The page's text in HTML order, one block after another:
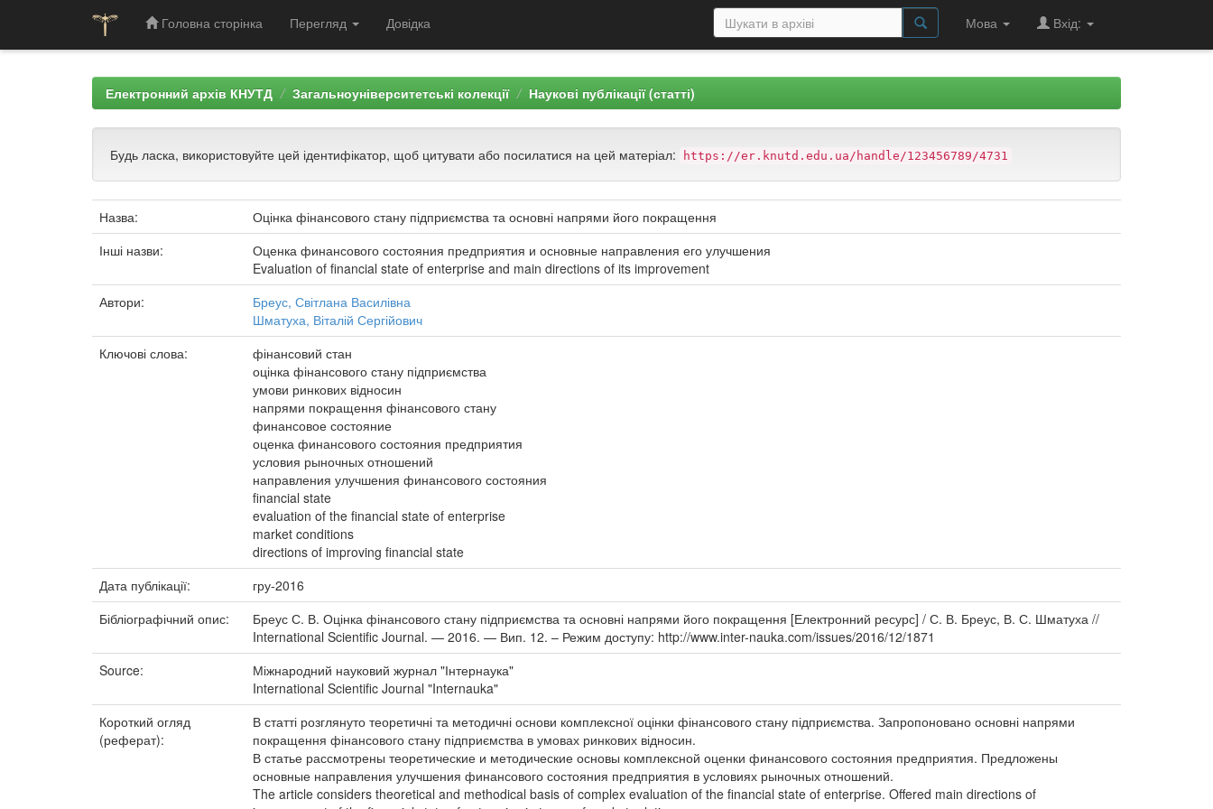
Головна сторінка Перегляд Довідка Мова Вхід:
Електронний архів КНУТД Загальноуніверситетські колекції Наукові публікації (статті)
Будь ласка, використовуйте цей ідентифікатор, щоб цитувати або посилатися на цей матеріал: https://er.knutd.edu.ua/handle/123456789/4731
Назва:
Оцінка фінансового стану підприємства та основні напрями його покращення
Інші назви:
Оценка финансового состояния предприятия и основные направления его улучшения
Evaluation of financial state of enterprise and main directions of its improvement
Автори:
Бреус, Світлана Василівна
Шматуха, Віталій Сергійович
Ключові слова:
фінансовий стан
оцінка фінансового стану підприємства
умови ринкових відносин
напрями покращення фінансового стану
финансовое состояние
оценка финансового состояния предприятия
условия рыночных отношений
направления улучшения финансового состояния
financial state
evaluation of the financial state of enterprise
market conditions
directions of improving financial state
Дата публікації:
гру-2016
Бібліографічний опис:
Бреус С. В. Оцінка фінансового стану підприємства та основні напрями його покращення [Електронний ресурс] / С. В. Бреус, В. С. Шматуха //
International Scientific Journal. — 2016. — Вип. 12. – Режим доступу: http://www.inter-nauka.com/issues/2016/12/1871
Source:
Міжнародний науковий журнал "Інтернаука"
International Scientific Journal "Internauka"
Короткий огляд
(реферат):
В статті розглянуто теоретичні та методичні основи комплексної оцінки фінансового стану підприємства. Запропоновано основні напрями
покращення фінансового стану підприємства в умовах ринкових відносин.
В статье рассмотрены теоретические и методические основы комплексной оценки финансового состояния предприятия. Предложены
основные направления улучшения финансового состояния предприятия в условиях рыночных отношений.
The article considers theoretical and methodical basis of complex evaluation of the financial state of enterprise. Offered main directions of